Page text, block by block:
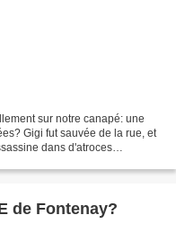
sur notre canapé: une
Gigi fut sauvée de la rue, et
dans d'atroces
de Fontenay?